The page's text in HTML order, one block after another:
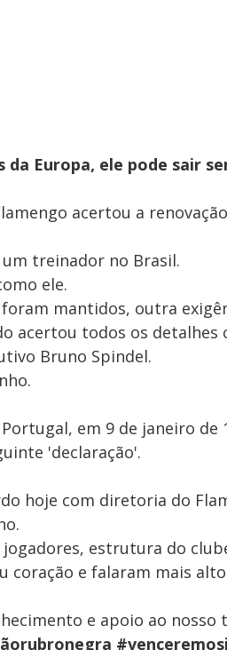
da Europa, ele pode sair
acertou a
treinador no Brasil.
ele.
mantidos, outra
acertou todos os detalhes
Bruno Spindel.
em 9 de janeiro de
'declaração'.
hoje com diretoria do
estrutura do
e falaram mais
e apoio ao nosso